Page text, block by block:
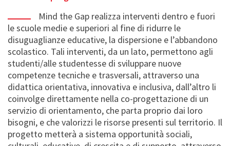
Mind the Gap realizza interventi dentro e fuori
le scuole medie e superiori al fine di ridurre le
disuguaglianze educative, la dispersione e l’abbandono
scolastico. Tali interventi, da un lato, permettono agli
studenti/alle studentesse di sviluppare nuove
competenze tecniche e trasversali, attraverso una
didattica orientativa, innovativa e inclusiva, dall’altro li
coinvolge direttamente nella co-progettazione di un
servizio di orientamento, che parta proprio dai loro
bisogni, e che valorizzi le risorse presenti sul territorio. Il
progetto metterà a sistema opportunità sociali,